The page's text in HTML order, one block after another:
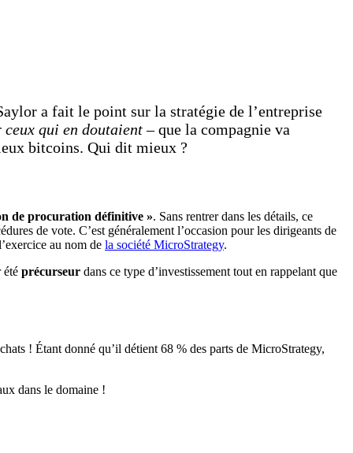
a fait le point sur la stratégie de l’entreprise
ceux qui en doutaient– que la compagnie va
bitcoins. Qui dit mieux ?
de procuration définitive ». Sans rentrer dans les détails, ce
de vote. C’est généralement l’occasion pour les dirigeants de
au nom de la société MicroStrategy.
été précurseur dans ce type d’investissement tout en rappelant que
! Étant donné qu’il détient 68 % des parts de MicroStrategy,